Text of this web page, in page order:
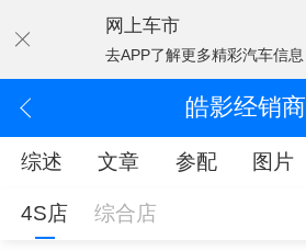
网上车市
去APP了解更多精彩汽车信息
皓影经销商
综述 文章 参配 图片
4S店 综合店